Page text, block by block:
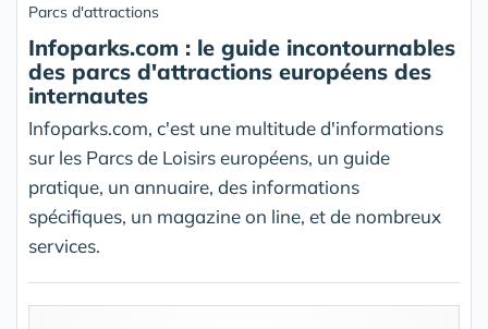
Parcs d'attractions
Infoparks.com : le guide incontournables
des parcs d'attractions européens des
internautes
Infoparks.com, c'est une multitude d'informations
sur les Parcs de Loisirs européens, un guide
pratique, un annuaire, des informations
spécifiques, un magazine on line, et de nombreux
services.